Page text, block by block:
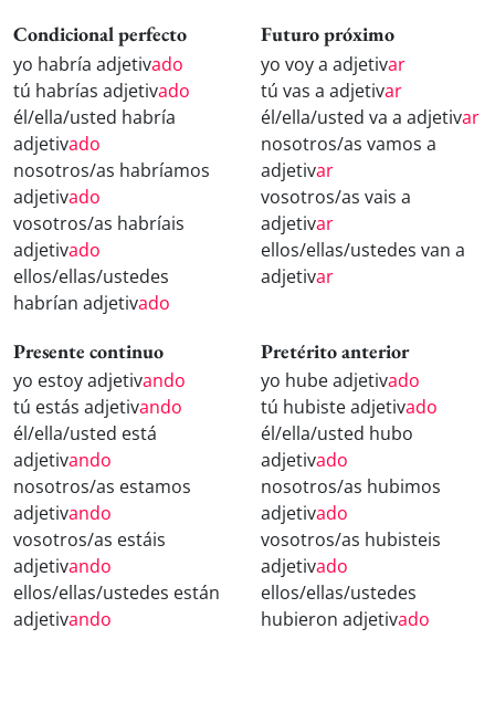
Condicional perfecto
yo habría adjetivado
tú habrías adjetivado
él/ella/usted habría
adjetivado
nosotros/as habríamos
adjetivado
vosotros/as habríais
adjetivado
ellos/ellas/ustedes
habrían adjetivado
Futuro próximo
yo voy a adjetivar
tú vas a adjetivar
él/ella/usted va a adjetivar
nosotros/as vamos a
adjetivar
vosotros/as vais a
adjetivar
ellos/ellas/ustedes van a
adjetivar
Presente continuo
yo estoy adjetivando
tú estás adjetivando
él/ella/usted está
adjetivando
nosotros/as estamos
adjetivando
vosotros/as estáis
adjetivando
ellos/ellas/ustedes están
adjetivando
Pretérito anterior
yo hube adjetivado
tú hubiste adjetivado
él/ella/usted hubo
adjetivado
nosotros/as hubimos
adjetivado
vosotros/as hubisteis
adjetivado
ellos/ellas/ustedes
hubieron adjetivado